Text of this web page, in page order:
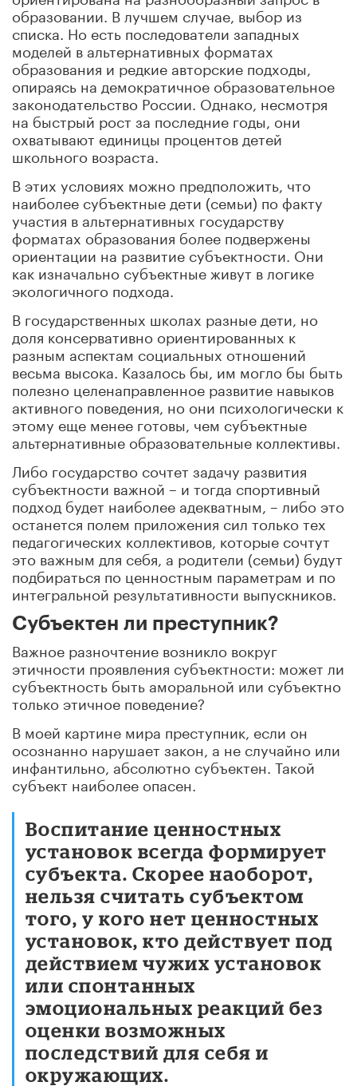
образовании. В лучшем случае, выбор из
списка. Но есть последователи западных
моделей в альтернативных форматах
образования и редкие авторские подходы,
опираясь на демократичное образовательное
законодательство России. Однако, несмотря
на быстрый рост за последние годы, они
охватывают единицы процентов детей
школьного возраста.
В этих условиях можно предположить, что
наиболее субъектные дети (семьи) по факту
участия в альтернативных государству
форматах образования более подвержены
ориентации на развитие субъектности. Они
как изначально субъектные живут в логике
экологичного подхода.
В государственных школах разные дети, но
доля консервативно ориентированных к
разным аспектам социальных отношений
весьма высока. Казалось бы, им могло бы быть
полезно целенаправленное развитие навыков
активного поведения, но они психологически к
этому еще менее готовы, чем субъектные
альтернативные образовательные коллективы.
Либо государство сочтет задачу развития
субъектности важной – и тогда спортивный
подход будет наиболее адекватным, – либо это
останется полем приложения сил только тех
педагогических коллективов, которые сочтут
это важным для себя, а родители (семьи) будут
подбираться по ценностным параметрам и по
интегральной результативности выпускников.
Субъектен ли преступник?
Важное разночтение возникло вокруг
этичности проявления субъектности: может ли
субъектность быть аморальной или субъектно
только этичное поведение?
В моей картине мира преступник, если он
осознанно нарушает закон, а не случайно или
инфантильно, абсолютно субъектен. Такой
субъект наиболее опасен.
Воспитание ценностных
установок всегда формирует
субъекта. Скорее наоборот,
нельзя считать субъектом
того, у кого нет ценностных
установок, кто действует под
действием чужих установок
или спонтанных
эмоциональных реакций без
оценки возможных
последствий для себя и
окружающих.